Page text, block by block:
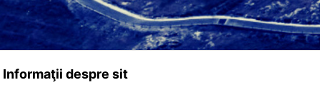
Informaţii despre sit